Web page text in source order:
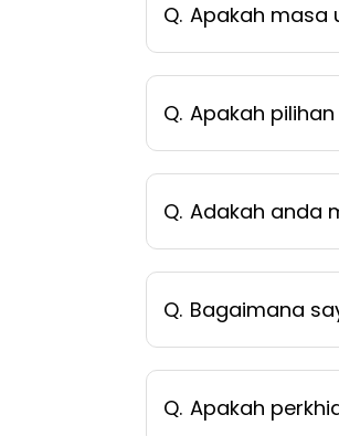
Q. Apakah masa
Q. Apakah
Q. Adakah anda
Q. Bagaimana
Q. Apakah